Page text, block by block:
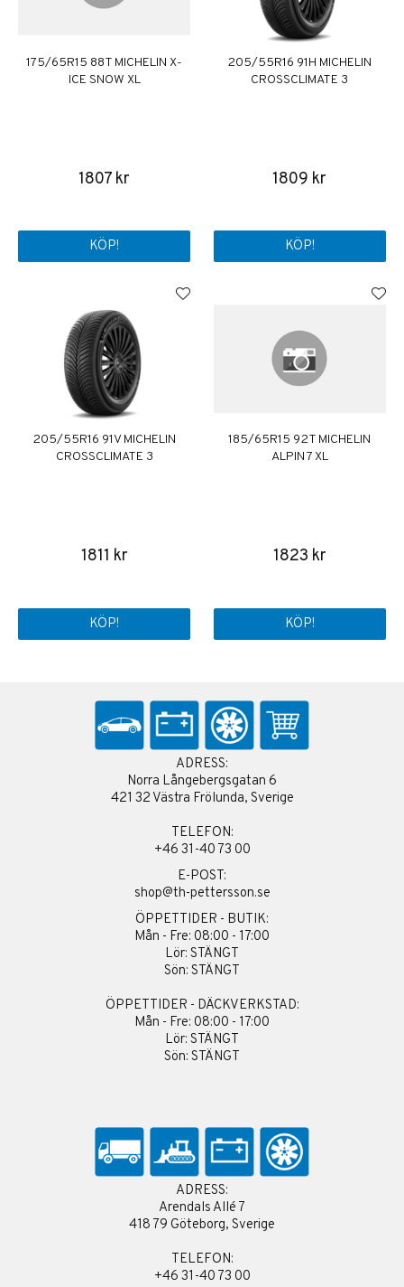
175/65R15 88T MICHELIN X-
ICE SNOW XL
1807 kr
KÖP!
205/55R16 91H MICHELIN
CROSSCLIMATE 3
1809 kr
KÖP!
205/55R16 91V MICHELIN
CROSSCLIMATE 3
1811 kr
KÖP!
185/65R15 92T MICHELIN
ALPIN 7 XL
1823 kr
KÖP!
ADRESS:
Norra Långebergsgatan 6
421 32 Västra Frölunda, Sverige
TELEFON:
+46 31-40 73 00
E-POST:
shop@th-pettersson.se
ÖPPETTIDER - BUTIK:
Mån - Fre: 08:00 - 17:00
Lör: STÄNGT
Sön: STÄNGT
ÖPPETTIDER - DÄCKVERKSTAD:
Mån - Fre: 08:00 - 17:00
Lör: STÄNGT
Sön: STÄNGT
ADRESS:
Arendals Allé 7
418 79 Göteborg, Sverige
TELEFON:
+46 31-40 73 00